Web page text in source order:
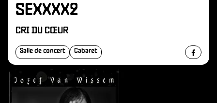
SEXXXX2
CRI DU CŒUR
Salle de concert Cabaret